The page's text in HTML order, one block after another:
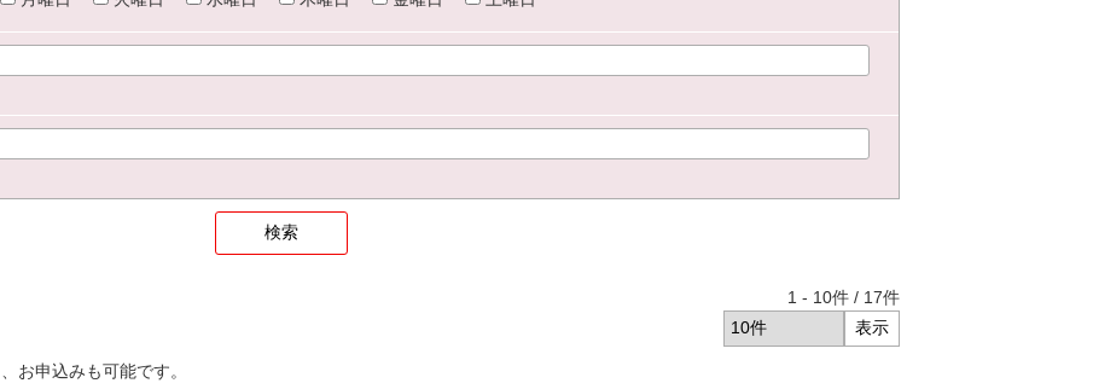
1 - 10件 / 17件
お申込みも可能です。